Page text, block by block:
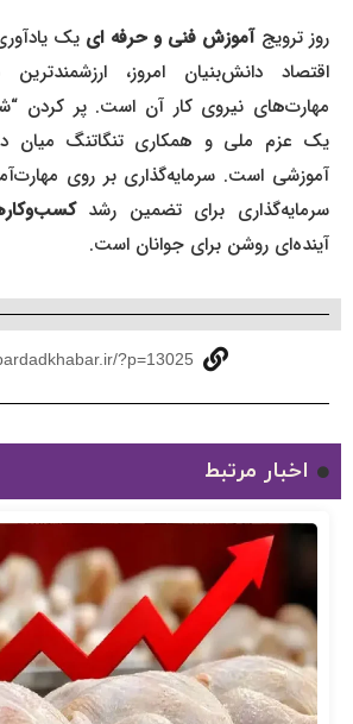
روز ترویجآموزش فنی و حرفه ای یک
اقتصاد دانش‌بنیان امروز،
مهارت‌های نیروی کار آن است. پر کردن
یک عزم ملی و همکاری تنگاتنگ میان
آموزشی است. سرمایه‌گذاری بر روی
سرمایه‌گذاری برای تضمین رشد
آینده‌ای روشن برای جوانان است.
?p=13025
اخبار مرتبط